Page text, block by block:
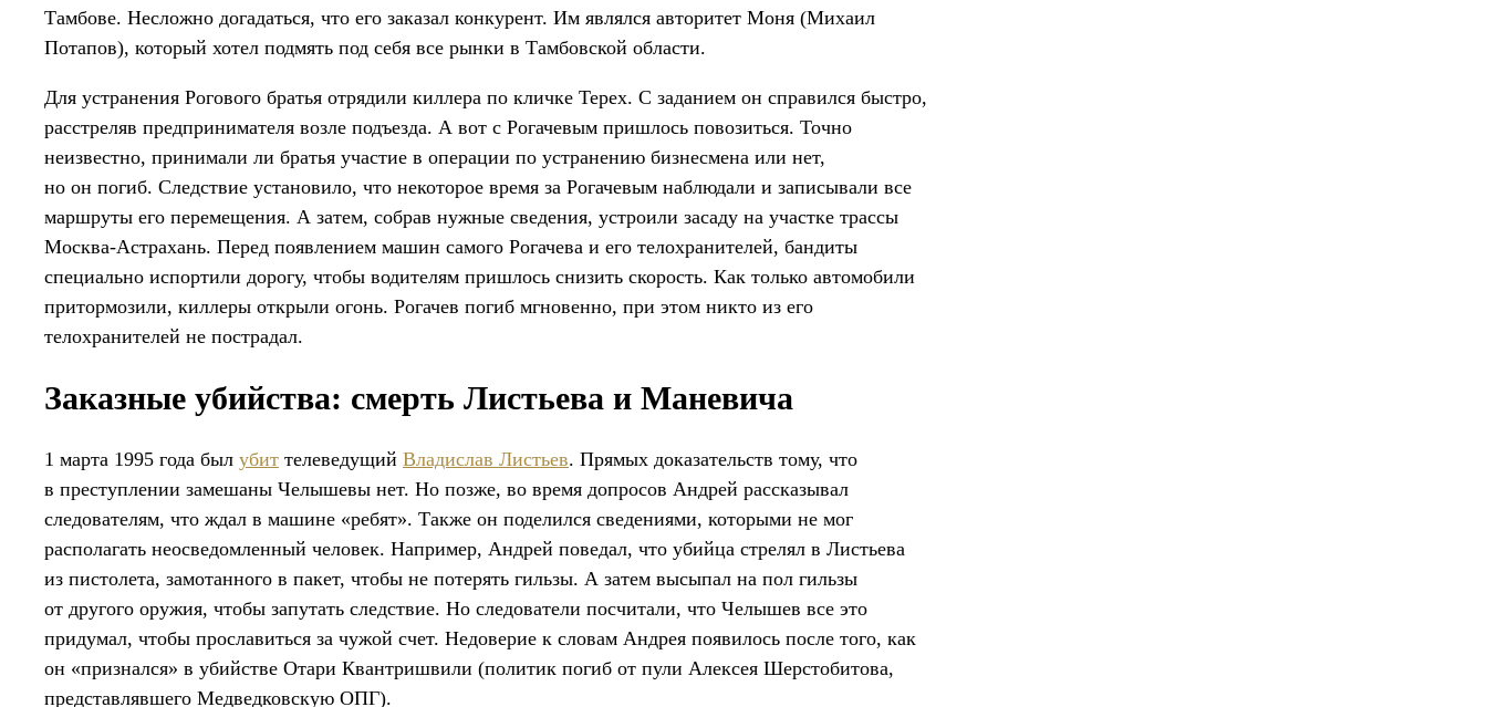
Тамбове. Несложно догадаться, что его заказал конкурент. Им являлся авторитет Моня (Михаил
Потапов), который хотел подмять под себя все рынки в Тамбовской области.
Для устранения Рогового братья отрядили киллера по кличке Терех. С заданием он справился быстро,
расстреляв предпринимателя возле подъезда. А вот с Рогачевым пришлось повозиться. Точно
неизвестно, принимали ли братья участие в операции по устранению бизнесмена или нет,
но он погиб. Следствие установило, что некоторое время за Рогачевым наблюдали и записывали все
маршруты его перемещения. А затем, собрав нужные сведения, устроили засаду на участке трассы
Москва-Астрахань. Перед появлением машин самого Рогачева и его телохранителей, бандиты
специально испортили дорогу, чтобы водителям пришлось снизить скорость. Как только автомобили
притормозили, киллеры открыли огонь. Рогачев погиб мгновенно, при этом никто из его
телохранителей не пострадал.
Заказные убийства: смерть Листьева и Маневича
1 марта 1995 года был убит телеведущий Владислав Листьев. Прямых доказательств тому, что
в преступлении замешаны Челышевы нет. Но позже, во время допросов Андрей рассказывал
следователям, что ждал в машине «ребят». Также он поделился сведениями, которыми не мог
располагать неосведомленный человек. Например, Андрей поведал, что убийца стрелял в Листьева
из пистолета, замотанного в пакет, чтобы не потерять гильзы. А затем высыпал на пол гильзы
от другого оружия, чтобы запутать следствие. Но следователи посчитали, что Челышев все это
придумал, чтобы прославиться за чужой счет. Недоверие к словам Андрея появилось после того, как
он «признался» в убийстве Отари Квантришвили (политик погиб от пули Алексея Шерстобитова,
представлявшего Медведковскую ОПГ).